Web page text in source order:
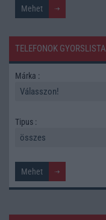
TELEFONOK GYORSLISTA
Márka :
Tipus :